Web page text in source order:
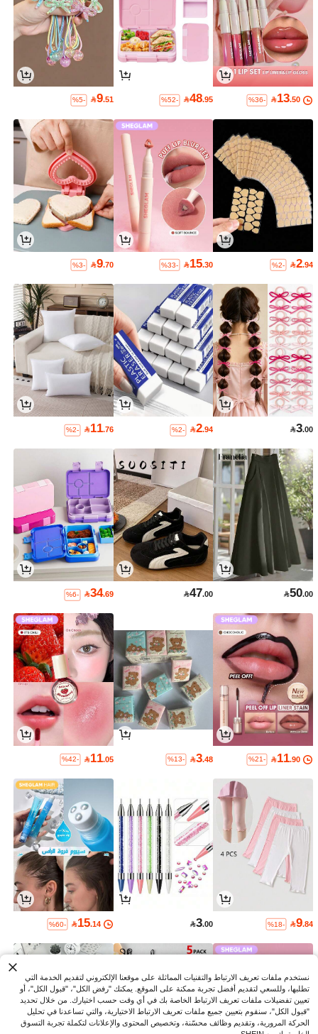
13.50
%36-
48.95
%52-
9.51
%5-
2.94
%2-
15.30
%33-
9.70
%3-
3.00
2.94
%2-
11.76
%2-
50.00
47.00
34.69
%6-
11.90
%21-
3.48
%13-
11.05
%42-
9.84
%18-
3.00
15.14
%60-
نستخدم ملفات تعريف الارتباط والتقنيات المماثلة على موقعنا الإلكتروني لتقديم الخدمة التي
تطلبها، وللسعي لتقديم أفضل تجربة ممكنة على الموقع. يمكنك "رفض الكل"، "قبول الكل"، أو
تعيين تفضيلات ملفات تعريف الارتباط الخاصة بك في أي وقت حسب اختيارك. من خلال تحديد
"قبول الكل"، سنقوم بتعيين جميع ملفات تعريف الارتباط الاختيارية، والتي تساعدنا في تحليل
الحركة المرورية، وتقديم وظائف محسّنة، وتخصيص المحتوى والإعلانات لتكملة تجربة التسوق